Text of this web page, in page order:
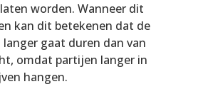
worden. Wanneer dit
kan dit betekenen dat de
gaat duren dan van
omdat partijen langer in
hangen.